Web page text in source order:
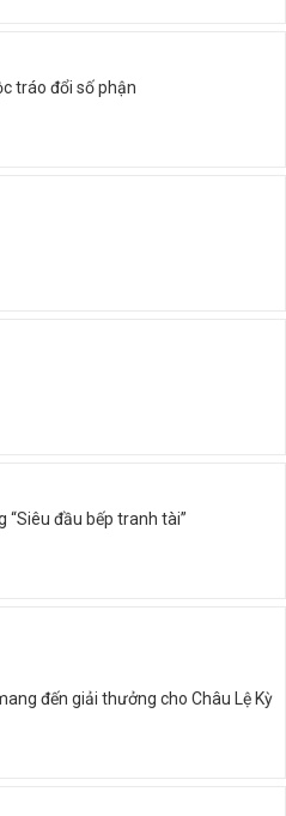
tráo đổi số phận
“Siêu đầu bếp tranh tài”
đến giải thưởng cho Châu Lệ Kỳ